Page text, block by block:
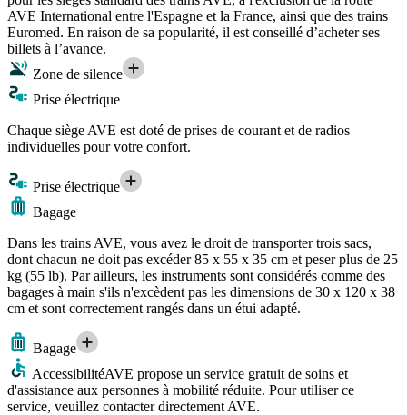
AVE International entre l'Espagne et la France, ainsi que des trains
Euromed. En raison de sa popularité, il est conseillé d’acheter ses
billets à l’avance.
Zone de silence
Prise électrique
Chaque siège AVE est doté de prises de courant et de radios
individuelles pour votre confort.
Prise électrique
Bagage
Dans les trains AVE, vous avez le droit de transporter trois sacs,
dont chacun ne doit pas excéder 85 x 55 x 35 cm et peser plus de 25
kg (55 lb). Par ailleurs, les instruments sont considérés comme des
bagages à main s'ils n'excèdent pas les dimensions de 30 x 120 x 38
cm et sont correctement rangés dans un étui adapté.
Bagage
AccessibilitéAVE propose un service gratuit de soins et
d'assistance aux personnes à mobilité réduite. Pour utiliser ce
service, veuillez contacter directement AVE.